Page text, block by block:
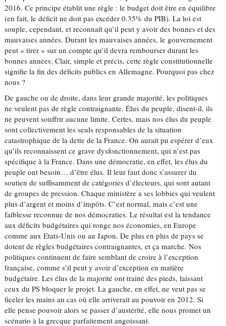
2016. Ce principe établit une règle : le budget doit être en équilibre
(en fait, le déficit ne doit pas excéder 0.35% du PIB). La loi est
souple, cependant, et reconnaît qu’il peut y avoir des bonnes et des
mauvaises années. Durant les mauvaises années, le gouvernement
peut « tirer » sur un compte qu’il devra rembourser durant les
bonnes années. Clair, simple et précis, cette règle constitutionnelle
signifie la fin des déficits publics en Allemagne. Pourquoi pas chez
nous ?
De gauche ou de droite, dans leur grande majorité, les politiques
ne veulent pas de règle contraignante. Élus du peuple, disent-il, ils
ne peuvent souffrir aucune limite. Certes, mais nos élus du peuple
sont collectivement les seuls responsables de la situation
catastrophique de la dette de la France. On aurait pu espérer d’eux
qu’ils reconnaissent ce grave dysfonctionnement, qui n’est pas
spécifique à la France. Dans une démocratie, en effet, les élus du
peuple ont besoin… d’être élus. Il leur faut donc s’assurer du
soutien de suffisamment de catégories d’électeurs, qui sont autant
de groupes de pression. Chaque ministère a ses lobbies qui veulent
plus d’argent et moins d’impôts. C’est normal, mais c’est une
faiblesse reconnue de nos démocraties. Le résultat est la tendance
aux déficits budgétaires qui ronge nos économies, en Europe
comme aux Etats-Unis ou au Japon. De plus en plus de pays se
dotent de règles budgétaires contraignantes, et ça marche. Nos
politiques continuent de faire semblant de croire à l’exception
française, comme s’il peut y avoir d’exception en matière
budgétaire. Les élus de la majorité ont trainé des pieds, laissant
ceux du PS bloquer le projet. La gauche, en effet, ne veut pas se
ficeler les mains au cas où elle arriverait au pouvoir en 2012. Si
elle pense pouvoir alors se passer d’austérité, elle nous promet un
scénario à la grecque parfaitement angoissant.